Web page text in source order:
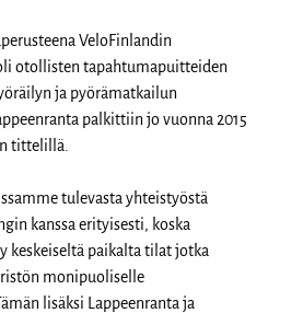
VeloFinlandin
otollisten tapahtumapuitteiden
ja pyörämatkailun
palkittiin jo vuonna 2015
tittelillä.
tulevasta yhteistyöstä
kanssa erityisesti, koska
keskeiseltä paikalta tilat jotka
monipuoliselle
lisäksi Lappeenranta ja